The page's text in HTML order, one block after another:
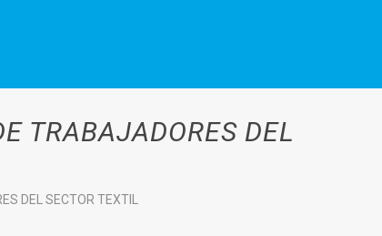
TRABAJADORES DEL
DEL SECTOR TEXTIL